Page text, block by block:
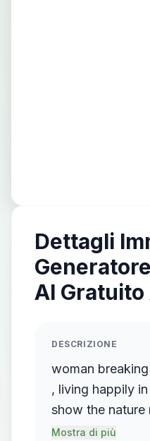
Dettagli
AI Gratuito
DESCRIZIONE
woman
, living happily
show the nature
all around her , lots of animals
Mostra di più